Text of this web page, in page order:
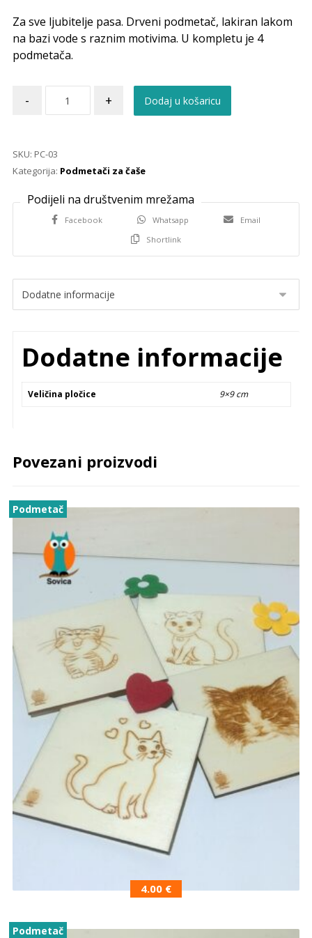
Za sve ljubitelje pasa. Drveni podmetač, lakiran lakom
na bazi vode s raznim motivima. U kompletu je 4
podmetača.
- + Dodaj u košaricu
SKU: PC-03
Kategorija: Podmetači za čaše
Facebook Whatsapp
Email
Shortlink
Dodatne informacije
Veličina pločice 9×9 cm
Povezani proizvodi
Podmetač
4.00 €
Podmetač